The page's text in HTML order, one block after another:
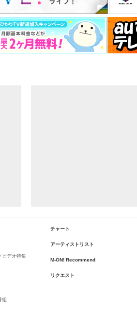
ビデオ特集
組
チャート
アーティストリスト
M-ON! Recommend
リクエスト